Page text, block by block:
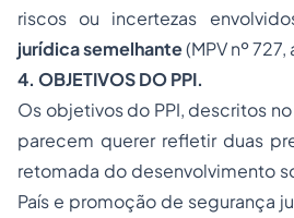
riscos ou incertezas
jurídica semelhante(MPV nº 727,
4. OBJETIVOS DO PPI.
Os objetivos do PPI, descritos no
parecem querer refletir duas
retomada do desenvolvimento
País e promoção de segurança